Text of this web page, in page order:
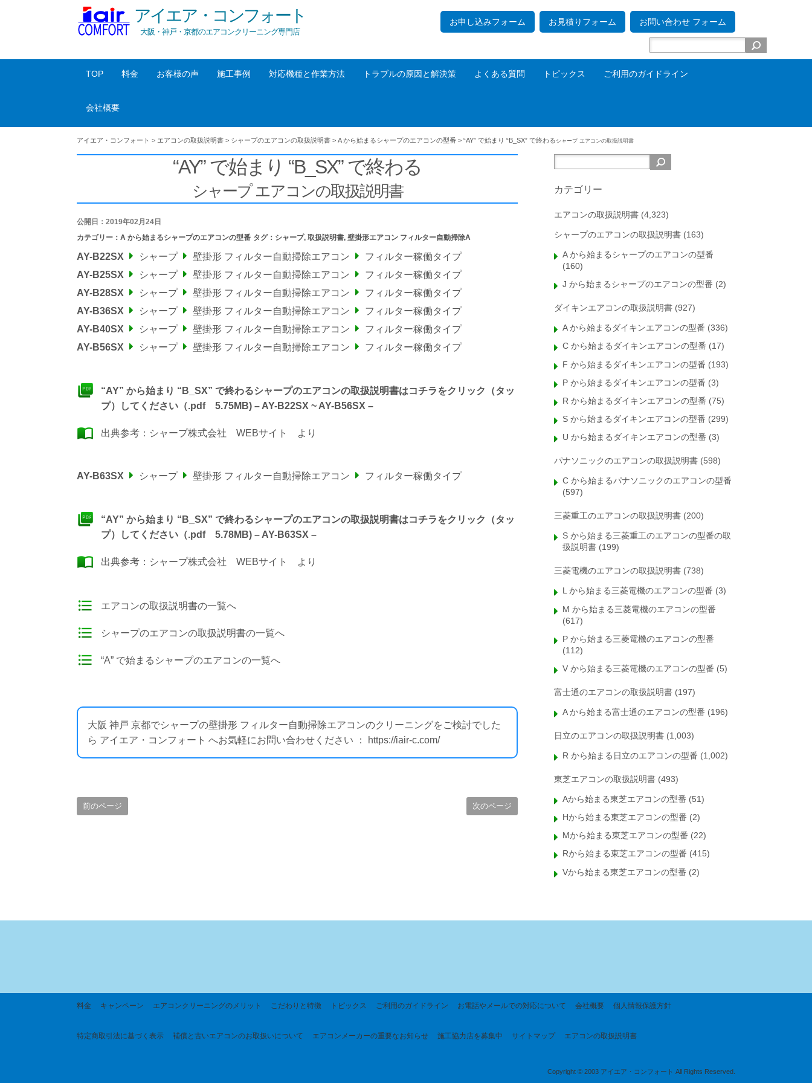
アイエア・コンフォート
大阪・神戸・京都のエアコンクリーニング専門店
お申し込みフォーム お見積りフォーム お問い合わせ フォーム
TOP 料金 お客様の声 施工事例 対応機種と作業方法 トラブルの原因と解決策 よくある質問 トピックス ご利用のガイドライン
会社概要
アイエア・コンフォート > エアコンの取扱説明書 > シャープのエアコンの取扱説明書 > A から始まるシャープのエアコンの型番 > “AY” で始まり “B_SX” で終わる シャープ エアコンの取扱説明書
“AY” で始まり “B_SX” で終わる
シャープ エアコンの取扱説明書
公開日：2019年02月24日
カテゴリー： A から始まるシャープのエアコンの型番 タグ： シャープ, 取扱説明書, 壁掛形エアコン フィルター自動掃除A
AY-B22SX シャープ 壁掛形 フィルター自動掃除エアコン
フィルター稼働タイプ
AY-B25SX
シャープ 壁掛形 フィルター自動掃除エアコン
フィルター稼働タイプ
AY-B28SX
シャープ 壁掛形 フィルター自動掃除エアコン
フィルター稼働タイプ
AY-B36SX
シャープ 壁掛形 フィルター自動掃除エアコン
フィルター稼働タイプ
AY-B40SX
シャープ 壁掛形 フィルター自動掃除エアコン
フィルター稼働タイプ
AY-B56SX
シャープ 壁掛形 フィルター自動掃除エアコン フィルター稼働タイプ
“AY” から始まり “B_SX” で終わるシャープのエアコンの取扱説明書はコチラをクリック（タッ
プ）してください（.pdf 5.75MB) – AY-B22SX ~ AY-B56SX –
出典参考： シャープ株式会社 WEBサイト より
AY-B63SX シャープ 壁掛形 フィルター自動掃除エアコン フィルター稼働タイプ
“AY” から始まり “B_SX” で終わるシャープのエアコンの取扱説明書はコチラをクリック（タッ
プ）してください（.pdf 5.78MB) – AY-B63SX –
出典参考： シャープ株式会社 WEBサイト より
エアコンの取扱説明書の一覧へ
シャープのエアコンの取扱説明書の一覧へ
“A” で始まるシャープのエアコンの一覧へ
大阪 神戸 京都でシャープの壁掛形 フィルター自動掃除エアコンのクリーニングをご検討でした
ら アイエア・コンフォート へお気軽にお問い合わせください ： https://iair-c.com/
前のページ 次のページ
カテゴリー
エアコンの取扱説明書 (4,323)
シャープのエアコンの取扱説明書 (163)
A から始まるシャープのエアコンの型番
(160)
J から始まるシャープのエアコンの型番 (2)
ダイキンエアコンの取扱説明書 (927)
A から始まるダイキンエアコンの型番 (336)
C から始まるダイキンエアコンの型番 (17)
F から始まるダイキンエアコンの型番 (193)
P から始まるダイキンエアコンの型番 (3)
R から始まるダイキンエアコンの型番 (75)
S から始まるダイキンエアコンの型番 (299)
U から始まるダイキンエアコンの型番 (3)
パナソニックのエアコンの取扱説明書 (598)
C から始まるパナソニックのエアコンの型番
(597)
三菱重工のエアコンの取扱説明書 (200)
S から始まる三菱重工のエアコンの型番の取
扱説明書 (199)
三菱電機のエアコンの取扱説明書 (738)
L から始まる三菱電機のエアコンの型番 (3)
M から始まる三菱電機のエアコンの型番
(617)
P から始まる三菱電機のエアコンの型番
(112)
V から始まる三菱電機のエアコンの型番 (5)
富士通のエアコンの取扱説明書 (197)
A から始まる富士通のエアコンの型番 (196)
日立のエアコンの取扱説明書 (1,003)
R から始まる日立のエアコンの型番 (1,002)
東芝エアコンの取扱説明書 (493)
Aから始まる東芝エアコンの型番 (51)
Hから始まる東芝エアコンの型番 (2)
Mから始まる東芝エアコンの型番 (22)
Rから始まる東芝エアコンの型番 (415)
Vから始まる東芝エアコンの型番 (2)
料金 キャンペーン エアコンクリーニングのメリット こだわりと特徴 トピックス ご利用のガイドライン お電話やメールでの対応について 会社概要 個人情報保護方針
特定商取引法に基づく 表示 補償と古いエアコンのお取扱いについて エアコンメーカーの重要なお知らせ 施工協力店を募集中 サイトマップ エアコンの取扱説明書
Copyright © 2003 アイエア・コンフォート All Rights Reserved.